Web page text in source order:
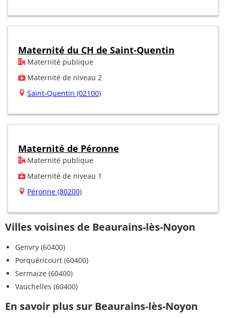
Maternité du CH de Saint-Quentin
Maternité publique
Maternité de niveau 2
Saint-Quentin (02100)
Maternité de Péronne
Maternité publique
Maternité de niveau 1
Péronne (80200)
Villes voisines de Beaurains-lès-Noyon
Genvry (60400)
Porquéricourt (60400)
Sermaize (60400)
Vauchelles (60400)
En savoir plus sur Beaurains-lès-Noyon